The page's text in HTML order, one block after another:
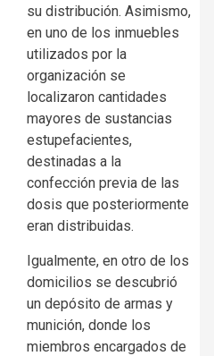
su distribución. Asimismo,
en uno de los inmuebles
utilizados por la
organización se
localizaron cantidades
mayores de sustancias
estupefacientes,
destinadas a la
confección previa de las
dosis que posteriormente
eran distribuidas.
Igualmente, en otro de los
domicilios se descubrió
un depósito de armas y
munición, donde los
miembros encargados de